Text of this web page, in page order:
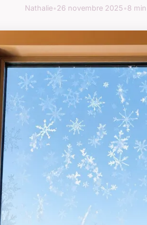
Nathalie•26 novembre 2025•8